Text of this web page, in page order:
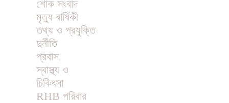
শোক সংবাদ
মৃত্যু বার্ষিকী
তথ্য ও প্রযুক্তি
দুর্নীতি
প্রবাস
স্বাস্থ্য ও
চিকিৎসা
RHB পরিবার